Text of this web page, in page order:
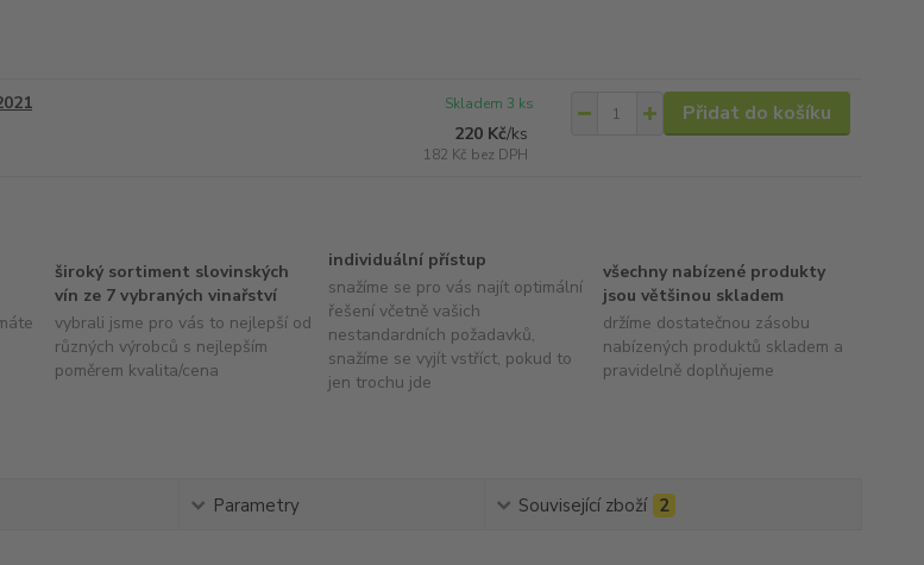
220 Kč/ks
182 Kč bez DPH
Skladem 3 ks Přidat do košíku
široký sortiment slovinských
vín ze 7 vybraných vinařství
vybrali jsme pro vás to nejlepší od
různých výrobců s nejlepším
poměrem kvalita/cena
individuální přístup
snažíme se pro vás najít optimální
řešení včetně vašich
nestandardních požadavků,
snažíme se vyjít vstříct, pokud to
jen trochu jde
všechny nabízené produkty
jsou většinou skladem
držíme dostatečnou zásobu
nabízených produktů skladem a
pravidelně doplňujeme
Parametry Související zboží 2